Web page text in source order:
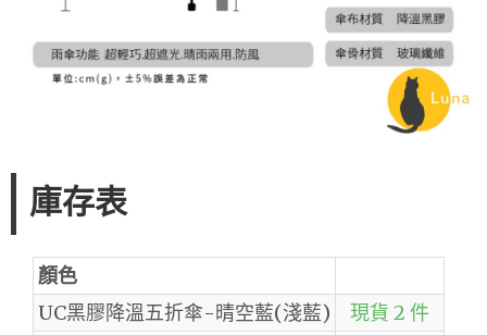
庫存表
顏色
UC黑膠降溫五折傘-晴空藍(淺藍)
現貨 2 件